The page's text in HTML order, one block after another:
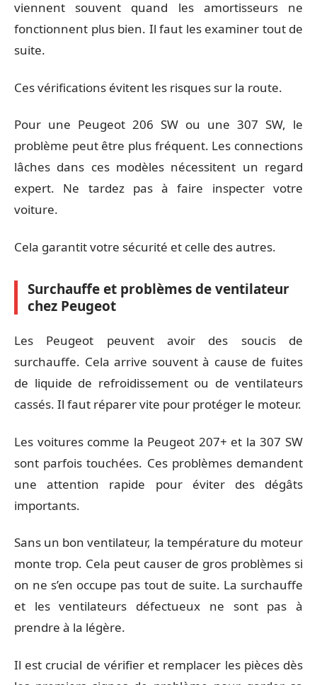
viennent souvent quand les amortisseurs ne
fonctionnent plus bien. Il faut les examiner tout de
suite.
Ces vérifications évitent les risques sur la route.
Pour une Peugeot 206 SW ou une 307 SW, le
problème peut être plus fréquent. Les connections
lâches dans ces modèles nécessitent un regard
expert. Ne tardez pas à faire inspecter votre
voiture.
Cela garantit votre sécurité et celle des autres.
Surchauffe et problèmes de ventilateur
chez Peugeot
Les Peugeot peuvent avoir des soucis de
surchauffe. Cela arrive souvent à cause de fuites
de liquide de refroidissement ou de ventilateurs
cassés. Il faut réparer vite pour protéger le moteur.
Les voitures comme la Peugeot 207+ et la 307 SW
sont parfois touchées. Ces problèmes demandent
une attention rapide pour éviter des dégâts
importants.
Sans un bon ventilateur, la température du moteur
monte trop. Cela peut causer de gros problèmes si
on ne s’en occupe pas tout de suite. La surchauffe
et les ventilateurs défectueux ne sont pas à
prendre à la légère.
Il est crucial de vérifier et remplacer les pièces dès